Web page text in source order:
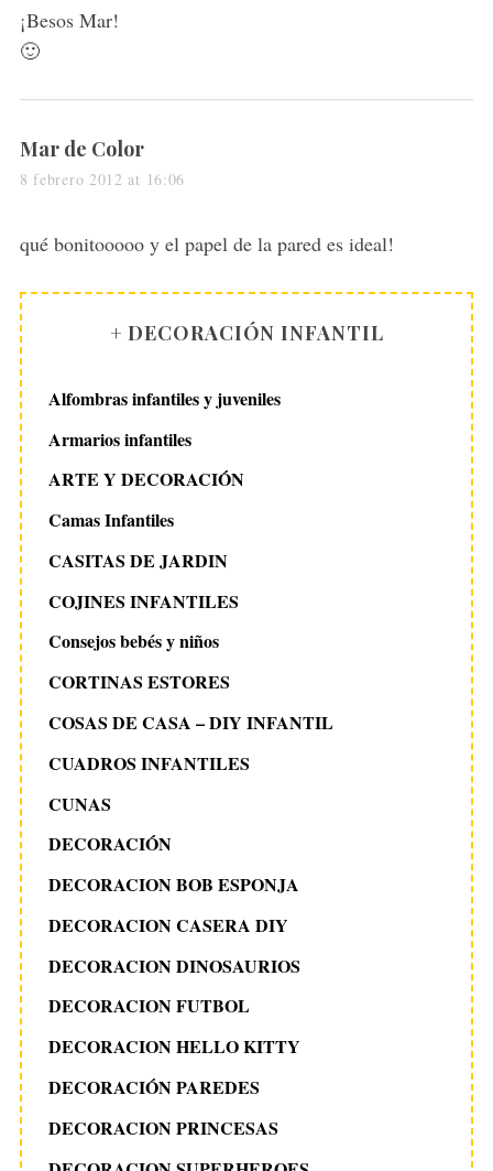
s
:
¡Besos Mar!
🙂
s
a
s
Mar de Color
8 febrero 2012 at 16:06
qué bonitooooo y el papel de la pared es ideal!
+ DECORACIÓN INFANTIL
Alfombras infantiles y juveniles
Armarios infantiles
ARTE Y DECORACIÓN
Camas Infantiles
CASITAS DE JARDIN
COJINES INFANTILES
Consejos bebés y niños
CORTINAS ESTORES
COSAS DE CASA – DIY INFANTIL
CUADROS INFANTILES
CUNAS
DECORACIÓN
DECORACION BOB ESPONJA
DECORACION CASERA DIY
DECORACION DINOSAURIOS
DECORACION FUTBOL
DECORACION HELLO KITTY
DECORACIÓN PAREDES
DECORACION PRINCESAS